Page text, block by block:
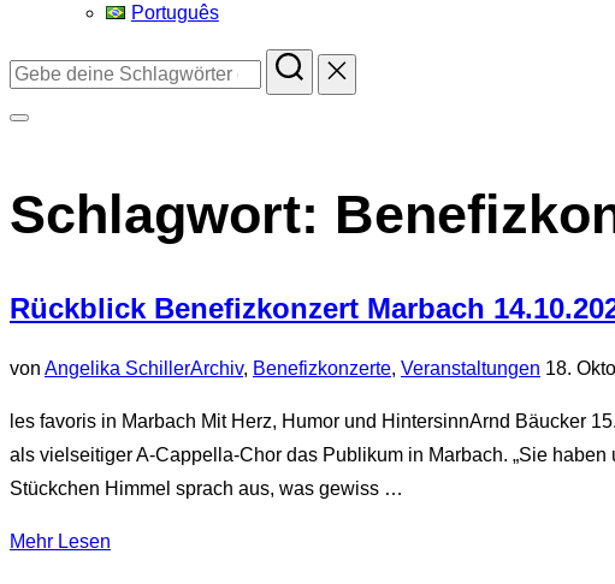
Português
Suchen
Navigation
umschalten
Schlagwort:
Rückblick Benefizkonzert Marbach
von Angelika SchillerArchiv, Benefizkonzerte, Veranstaltungen 18.
les favoris in Marbach Mit Herz, Humor und HintersinnArnd Bäucker
als vielseitiger A-Cappella-Chor das Publikum in Marbach. „Sie
Stückchen Himmel sprach aus, was gewiss …
Mehr über
Lesen